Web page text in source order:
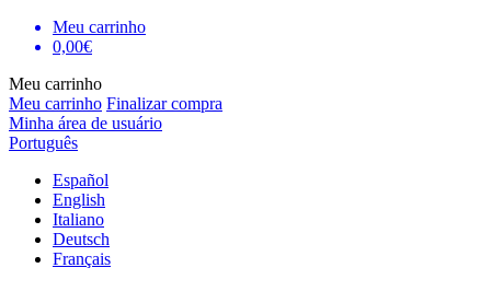
Meu carrinho
0,00€
Meu carrinho
Meu carrinho Finalizar compra
Minha área de usuário
Português
Español
English
Italiano
Deutsch
Français